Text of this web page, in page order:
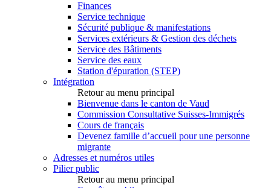
Finances
Service technique
Sécurité publique & manifestations
Services extérieurs & Gestion des déchets
Service des Bâtiments
Service des eaux
Station d'épuration (STEP)
Intégration
Retour au menu principal
Bienvenue dans le canton de Vaud
Commission Consultative Suisses-Immigrés
Cours de français
Devenez famille d’accueil pour une personne
migrante
Adresses et numéros utiles
Pilier public
Retour au menu principal